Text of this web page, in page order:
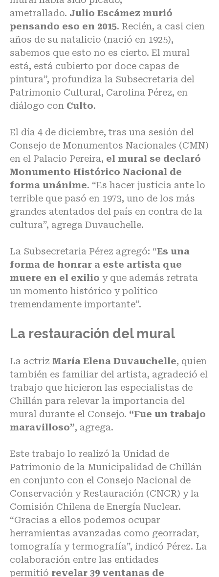
ametrallado. Julio Escámez murió
pensando eso en 2015. Recién, a casi cien
años de su natalicio (nació en 1925),
sabemos que esto no es cierto. El mural
está, está cubierto por doce capas de
pintura”, profundiza la Subsecretaria del
Patrimonio Cultural, Carolina Pérez, en
diálogo con Culto.
El día 4 de diciembre, tras una sesión del
Consejo de Monumentos Nacionales (CMN)
en el Palacio Pereira, el mural se declaró
Monumento Histórico Nacional de
forma unánime. “Es hacer justicia ante lo
terrible que pasó en 1973, uno de los más
grandes atentados del país en contra de la
cultura”, agrega Duvauchelle.
La Subsecretaria Pérez agregó: “Es una
forma de honrar a este artista que
muere en el exilio y que además retrata
un momento histórico y político
tremendamente importante”.
La restauración del mural
La actriz María Elena Duvauchelle, quien
también es familiar del artista, agradeció el
trabajo que hicieron las especialistas de
Chillán para relevar la importancia del
mural durante el Consejo. “Fue un trabajo
maravilloso”, agrega.
Este trabajo lo realizó la Unidad de
Patrimonio de la Municipalidad de Chillán
en conjunto con el Consejo Nacional de
Conservación y Restauración (CNCR) y la
Comisión Chilena de Energía Nuclear.
“Gracias a ellos podemos ocupar
herramientas avanzadas como georradar,
tomografía y termografía”, indicó Pérez. La
colaboración entre las entidades
permitió revelar 39 ventanas de